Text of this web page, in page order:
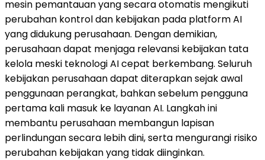
mesin pemantauan yang secara otomatis mengikuti
perubahan kontrol dan kebijakan pada platform AI
yang didukung perusahaan. Dengan demikian,
perusahaan dapat menjaga relevansi kebijakan tata
kelola meski teknologi AI cepat berkembang. Seluruh
kebijakan perusahaan dapat diterapkan sejak awal
penggunaan perangkat, bahkan sebelum pengguna
pertama kali masuk ke layanan AI. Langkah ini
membantu perusahaan membangun lapisan
perlindungan secara lebih dini, serta mengurangi risiko
perubahan kebijakan yang tidak diinginkan.